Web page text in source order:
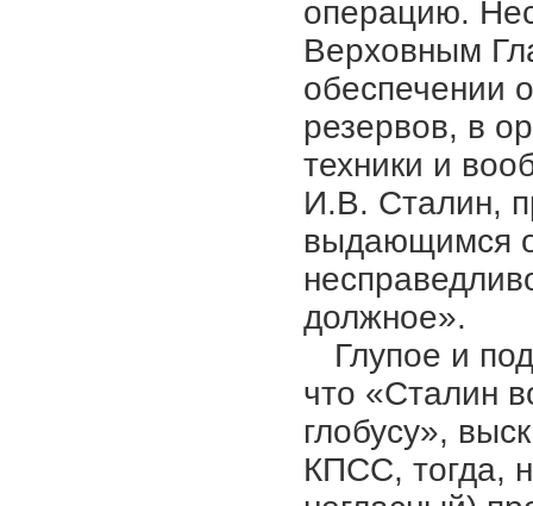
операцию.
Верховным
обеспечении
резервов, в
техники и
И.В. Сталин,
выдающимся
должное».
Глупое и
что «Сталин
глобусу»,
КПСС, тогда,